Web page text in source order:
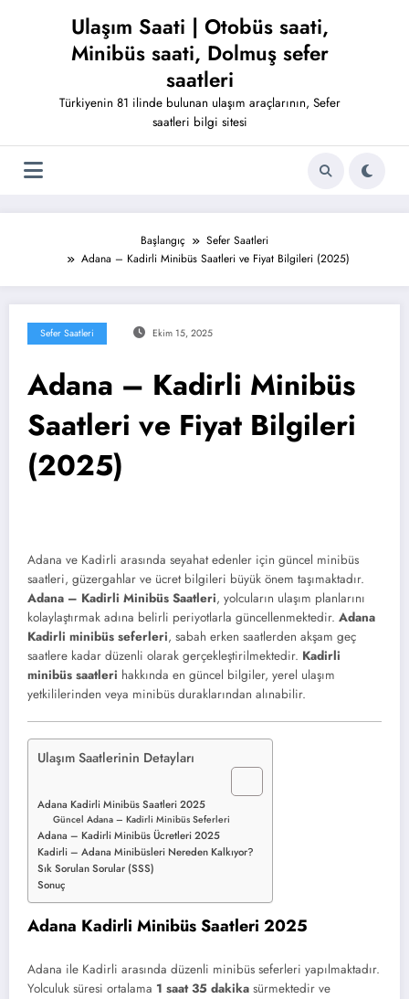
Ulaşım Saati | Otobüs saati,
Minibüs saati, Dolmuş sefer
saatleri
Türkiyenin 81 ilinde bulunan ulaşım araçlarının, Sefer
saatleri bilgi sitesi
Başlangıç
Sefer Saatleri
Adana – Kadirli Minibüs Saatleri ve Fiyat Bilgileri (2025)
Sefer Saatleri Ekim 15, 2025
Adana – Kadirli Minibüs
Saatleri ve Fiyat Bilgileri
(2025)
Adana ve Kadirli arasında seyahat edenler için güncel minibüs
saatleri, güzergahlar ve ücret bilgileri büyük önem taşımaktadır.
Adana – Kadirli Minibüs Saatleri, yolcuların ulaşım planlarını
kolaylaştırmak adına belirli periyotlarla güncellenmektedir. Adana
Kadirli minibüs seferleri, sabah erken saatlerden akşam geç
saatlere kadar düzenli olarak gerçekleştirilmektedir. Kadirli
minibüs saatleri hakkında en güncel bilgiler, yerel ulaşım
yetkililerinden veya minibüs duraklarından alınabilir.
Ulaşım Saatlerinin Detayları
Adana Kadirli Minibüs Saatleri 2025
Güncel Adana – Kadirli Minibüs Seferleri
Adana – Kadirli Minibüs Ücretleri 2025
Kadirli – Adana Minibüsleri Nereden Kalkıyor?
Sık Sorulan Sorular (SSS)
Sonuç
Adana Kadirli Minibüs Saatleri 2025
Adana ile Kadirli arasında düzenli minibüs seferleri yapılmaktadır.
Yolculuk süresi ortalama 1 saat 35 dakika sürmektedir ve